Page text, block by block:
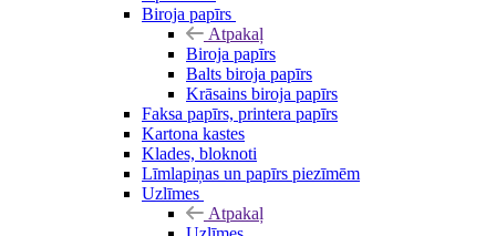
Biroja papīrs
Atpakaļ
Biroja papīrs
Balts biroja papīrs
Krāsains biroja papīrs
Faksa papīrs, printera papīrs
Kartona kastes
Klades, bloknoti
Līmlapiņas un papīrs piezīmēm
Uzlīmes
Atpakaļ